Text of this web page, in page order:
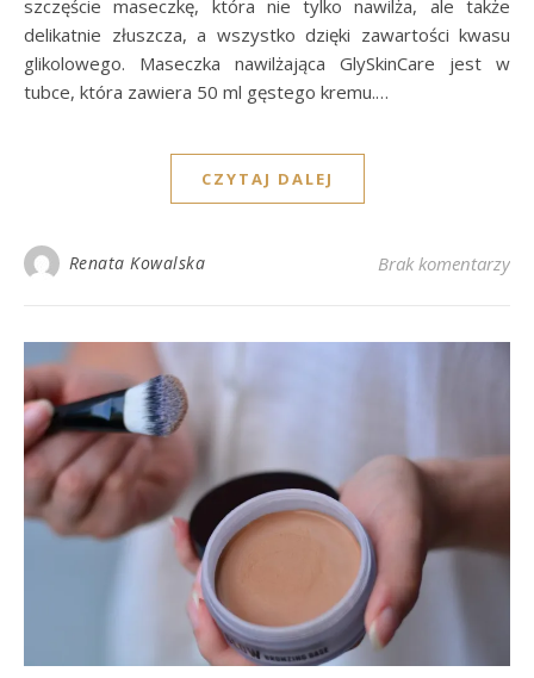
szczęście maseczkę, która nie tylko nawilża, ale także
delikatnie złuszcza, a wszystko dzięki zawartości kwasu
glikolowego. Maseczka nawilżająca GlySkinCare jest w
tubce, która zawiera 50 ml gęstego kremu.…
CZYTAJ DALEJ
Renata Kowalska Brak komentarzy